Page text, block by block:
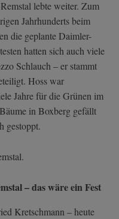
lebte weiter. Zum
Jahrhunderts beim
die geplante Daimler-
hatten sich auch viele
Schlauch – er stammt
Hoss war
Jahre für die Grünen im
in Boxberg gefällt
gestoppt.
– das wäre ein Fest
Kretschmann – heute